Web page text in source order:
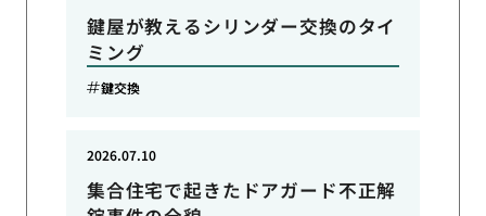
鍵屋が教えるシリンダー交換のタイ
ミング
鍵交換
集合住宅で起きたドアガード不正解
2026.07.10